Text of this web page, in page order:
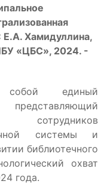
Е.А. Хамидуллина,
«ЦБС», 2024. -
собой единый
представляющий
сотрудников
системы и
библиотечного
охват
года.